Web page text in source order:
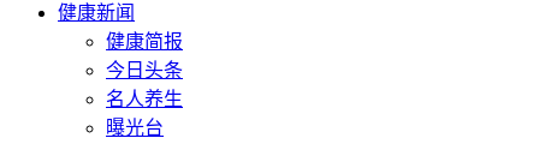
健康新闻
健康简报
今日头条
名人养生
曝光台